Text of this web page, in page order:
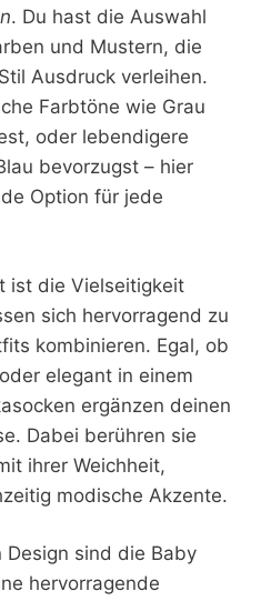
. Du hast die Auswahl
und Mustern, die
Ausdruck verleihen.
Farbtöne wie Grau
oder lebendigere
bevorzugst – hier
Option für jede
ist die Vielseitigkeit
sich hervorragend zu
kombinieren. Egal, ob
elegant in einem
ergänzen deinen
Dabei berühren sie
ihrer Weichheit,
modische Akzente.
sind die Baby
hervorragende